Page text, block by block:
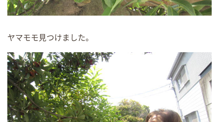
ヤマモモ見つけました。